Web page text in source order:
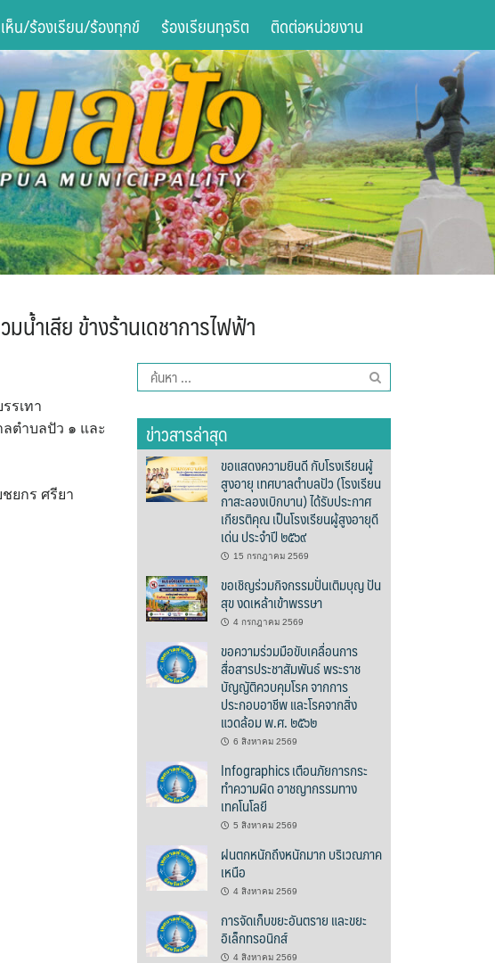
ห็น/ร้องเรียน/ร้องทุกข์ ร้องเรียนทุจริต ติดต่อหน่วยงาน
น้ำเสีย ข้างร้านเดชาการไฟฟ้า
รเทา
ตำบลปัว ๑ และ
ยกร ศรียา
ค้นหา
สำหรับ:
ข่าวสารล่าสุด
ขอแสดงความยินดี กับโรงเรียนผู้
สูงอายุ เทศบาลตำบลปัว (โรงเรียน
กาสะลองเบิกบาน) ได้รับประกาศ
เกียรติคุณ เป็นโรงเรียนผู้สูงอายุดี
เด่น ประจำปี ๒๕๖๙
15 กรกฎาคม 2569
ขอเชิญร่วมกิจกรรมปั่นเติมบุญ ปัน
สุข งดเหล้าเข้าพรรษา
4 กรกฎาคม 2569
ขอความร่วมมือขับเคลื่อนการ
สื่อสารประชาสัมพันธ์ พระราช
บัญญัติควบคุมโรค จากการ
ประกอบอาชีพ และโรคจากสิ่ง
แวดล้อม พ.ศ. ๒๕๖๒
6 สิงหาคม 2569
Infographics เตือนภัยการกระ
ทำความผิด อาชญากรรมทาง
เทคโนโลยี
5 สิงหาคม 2569
ฝนตกหนักถึงหนักมาก บริเวณภาค
เหนือ
4 สิงหาคม 2569
การจัดเก็บขยะอันตราย และขยะ
อิเล็กทรอนิกส์
4 สิงหาคม 2569